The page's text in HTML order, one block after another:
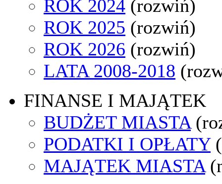
ROK 2024 (rozwiń)
ROK 2025 (rozwiń)
ROK 2026 (rozwiń)
LATA 2008-2018
FINANSE I MAJĄTEK
BUDŻET MIASTA
PODATKI I OPŁATY
MAJĄTEK MIASTA